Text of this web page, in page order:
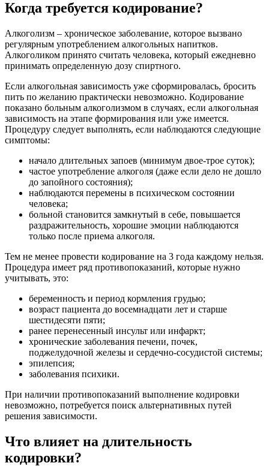
Когда требуется кодирование?
Алкоголизм – хроническое заболевание, которое вызвано
регулярным употреблением алкогольных напитков.
Алкоголиком принято считать человека, который ежедневно
принимать определенную дозу спиртного.
Если алкогольная зависимость уже сформировалась, бросить
пить по желанию практически невозможно. Кодирование
показано больным алкоголизмом в случаях, если алкогольная
зависимость на этапе формирования или уже имеется.
Процедуру следует выполнять, если наблюдаются следующие
симптомы:
начало длительных запоев (минимум двое-трое суток);
частое употребление алкоголя (даже если дело не дошло
до запойного состояния);
наблюдаются перемены в психическом состоянии
человека;
больной становится замкнутый в себе, повышается
раздражительность, хорошие эмоции наблюдаются
только после приема алкоголя.
Тем не менее провести кодирование на 3 года каждому нельзя.
Процедура имеет ряд противопоказаний, которые нужно
учитывать, это:
беременность и период кормления грудью;
возраст пациента до восемнадцати лет и старше
шестидесяти пяти;
ранее перенесенный инсульт или инфаркт;
хронические заболевания печени, почек,
поджелудочной железы и сердечно-сосудистой системы;
эпилепсия;
заболевания психики.
При наличии противопоказаний выполнение кодировки
невозможно, потребуется поиск альтернативных путей
решения зависимости.
Что влияет на длительность
кодировки?